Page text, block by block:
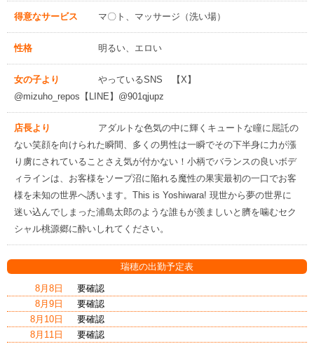
得意なサービス マ〇ト、マッサージ（洗い場）
性格 明るい、エロい
女の子より
やっているSNS 【X】
@mizuho_repos【LINE】@901qjupz
店長より
アダルトな色気の中に輝くキュートな瞳に屈託の
ない笑顔を向けられた瞬間、多くの男性は一瞬でその下半身に力が漲
り虜にされていることさえ気が付かない！小柄でバランスの良いボデ
ィラインは、お客様をソープ沼に陥れる魔性の果実最初の一口でお客
様を未知の世界へ誘います。This is Yoshiwara! 現世から夢の世界に
迷い込んでしまった浦島太郎のような誰もが羨ましいと臍を噛むセク
シャル桃源郷に酔いしれてください。
瑞穂の出勤予定表
8月8日
要確認
8月9日
要確認
8月10日
要確認
8月11日
要確認